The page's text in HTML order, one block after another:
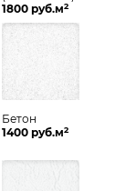
1800 руб.м2
Бетон
1400 руб.м2